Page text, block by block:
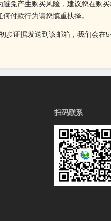
免产生购买风险，建议您在购
付款行为请您慎重抉择。
步证据发送到该邮箱，我们会在
扫码联系